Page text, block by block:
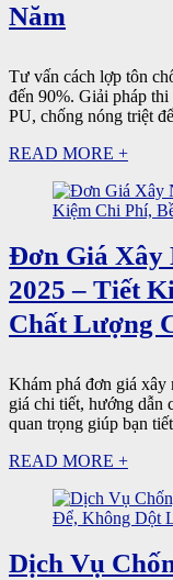
Năm
Tư vấn cách lợp tôn
đến 90%. Giải pháp
PU, chống nóng triệt
READ MORE +
Đơn Giá Xây
2025 – Tiết
Chất Lượng
Khám phá đơn giá xây
giá chi tiết, hướng dẫn
quan trọng giúp bạn
READ MORE +
Dịch Vụ